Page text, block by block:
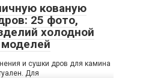
кованую
25 фото,
холодной
моделей
и сушки дров для камина
Для